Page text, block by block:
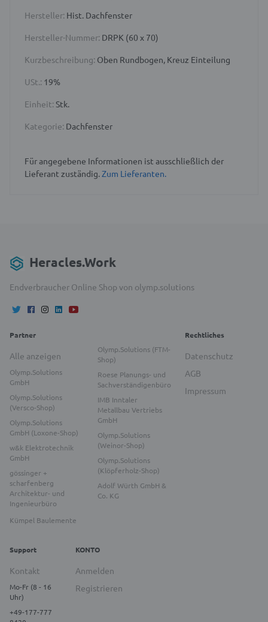
Hersteller: Hist. Dachfenster
Hersteller-Nummer: DRPK (60 x 70)
Kurzbeschreibung: Oben Rundbogen, Kreuz Einteilung
USt.: 19%
Einheit: Stk.
Kategorie: Dachfenster
Für angegebene Informationen ist ausschließlich der
Lieferant zuständig.Zum Lieferanten.
Heracles.Work
Endverbraucher Online Shop von olymp.solutions
Partner
Alle anzeigen
Olymp.Solutions
GmbH
Olymp.Solutions
(Versco-Shop)
Olymp.Solutions
GmbH (Loxone-Shop)
w&k Elektrotechnik
GmbH
gössinger +
scharfenberg
Architektur- und
Ingenieurbüro
Kümpel Baulemente
Olymp.Solutions (FTM-
Shop)
Roese Planungs- und
Sachverständigenbüro
IMB Inntaler
Metallbau Vertriebs
GmbH
Olymp.Solutions
(Weinor-Shop)
Olymp.Solutions
(Klöpferholz-Shop)
Adolf Würth GmbH &
Co. KG
Rechtliches
Datenschutz
AGB
Impressum
Support
Kontakt
Mo-Fr (8 - 16
Uhr)
+49-177-777
KONTO
Anmelden
Registrieren